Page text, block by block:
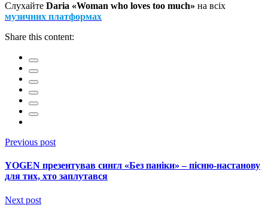
Слухайте Daria «Woman who loves too much» на всіх
музичних платформах
Share this content:
Previous post
YOGEN презентував сингл «Без паніки» – пісню-настанову
для тих, хто заплутався
Next post